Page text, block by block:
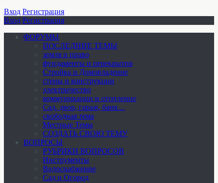
Вход Регистрация
Вход Регистрация
ФОРУМЫ
ПОСЛЕДНИЕ ТЕМЫ
земля и право
фундаменты и перекрытия
Стройка и Домовладение
стены и конструкции
электричество
коммуникации и отопление
Cад, двор, гараж, баня…
свободная тема
Местные Темы
СОЗДАТЬ СВОЮ ТЕМУ
ВОПРОСЫ
РУБРИКИ ВОПРОСОВ
Инструменты
Водоснабжение
Сад и Огород